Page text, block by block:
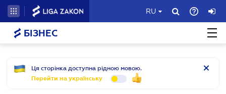
RU
БІЗНЕС
Ця сторінка доступна рідною мовою.
Перейти на українську